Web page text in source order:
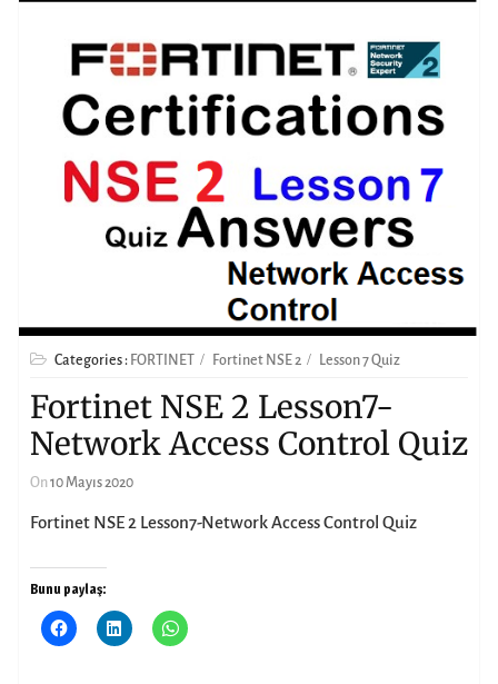
Categories : FORTINET Fortinet NSE 2 Lesson 7 Quiz
Fortinet NSE 2 Lesson7-
Network Access Control Quiz
On10 Mayıs 2020
Fortinet NSE 2 Lesson7-Network Access Control Quiz
Bunu paylaş: